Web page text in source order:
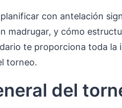
con antelación
madrugar, y cómo
te proporciona toda la
torneo.
del